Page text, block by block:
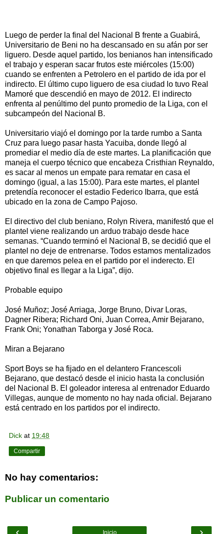
Luego de perder la final del Nacional B frente a Guabirá,
Universitario de Beni no ha descansado en su afán por ser
liguero. Desde aquel partido, los benianos han intensificado
el trabajo y esperan sacar frutos este miércoles (15:00)
cuando se enfrenten a Petrolero en el partido de ida por el
indirecto. El último cupo liguero de esa ciudad lo tuvo Real
Mamoré que descendió en mayo de 2012. El indirecto
enfrenta al penúltimo del punto promedio de la Liga, con el
subcampeón del Nacional B.
Universitario viajó el domingo por la tarde rumbo a Santa
Cruz para luego pasar hasta Yacuiba, donde llegó al
promediar el medio día de este martes. La planificación que
maneja el cuerpo técnico que encabeza Cristhian Reynaldo,
es sacar al menos un empate para rematar en casa el
domingo (igual, a las 15:00). Para este martes, el plantel
pretendía reconocer el estadio Federico Ibarra, que está
ubicado en la zona de Campo Pajoso.
El directivo del club beniano, Rolyn Rivera, manifestó que el
plantel viene realizando un arduo trabajo desde hace
semanas. “Cuando terminó el Nacional B, se decidió que el
plantel no deje de entrenarse. Todos estamos mentalizados
en que daremos pelea en el partido por el inderecto. El
objetivo final es llegar a la Liga”, dijo.
Probable equipo
José Muñoz; José Arriaga, Jorge Bruno, Divar Loras,
Dagner Ribera; Richard Oni, Juan Correa, Amir Bejarano,
Frank Oni; Yonathan Taborga y José Roca.
Miran a Bejarano
Sport Boys se ha fijado en el delantero Francescoli
Bejarano, que destacó desde el inicio hasta la conclusión
del Nacional B. El goleador interesa al entrenador Eduardo
Villegas, aunque de momento no hay nada oficial. Bejarano
está centrado en los partidos por el indirecto.
Dick at 19:48
Compartir
No hay comentarios:
Publicar un comentario
Inicio